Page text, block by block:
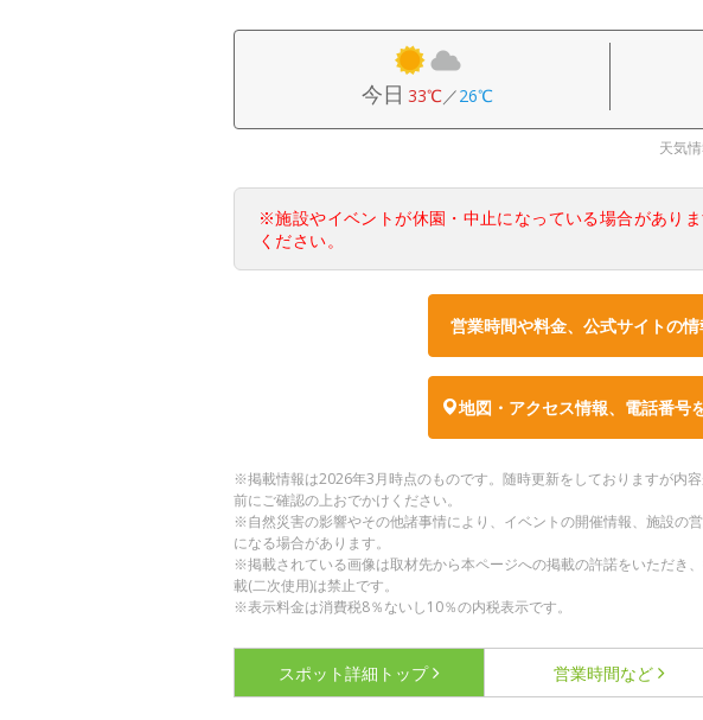
今日 33℃／26℃
天気
※施設やイベントが休園・中止になっている場合があり
ください。
営業時間や料金、公式サイトの
地図・アクセス情報、電話番号
※掲載情報は2026年3月時点のものです。随時更新をしておりますが内
前にご確認の上おでかけください。
※自然災害の影響やその他諸事情により、イベントの開催情報、施設の
になる場合があります。
※掲載されている画像は取材先から本ページへの掲載の許諾をいただき
載(二次使用)は禁止です。
※表示料金は消費税8％ないし10％の内税表示です。
スポット詳細 トップ 営業時間など